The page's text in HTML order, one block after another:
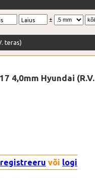
Laius
±
teras)
4,0mm Hyundai (R.V.
registreeru või logi